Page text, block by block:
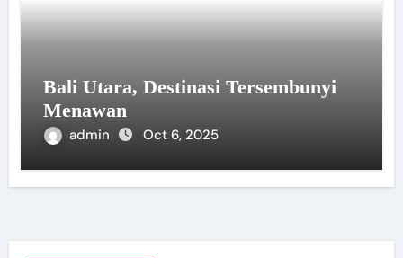
Bali Utara, Destinasi Tersembunyi
Menawan
admin Oct 6, 2025